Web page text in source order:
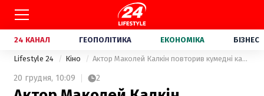
24 КАНАЛ ГЕОПОЛІТИКА ЕКОНОМІКА БІЗНЕС
Lifestyle 24 Кіно Актор Маколей Калкін повторив кумедні кадри з фільму "Сам удома": відео
20 грудня, 10:09 2